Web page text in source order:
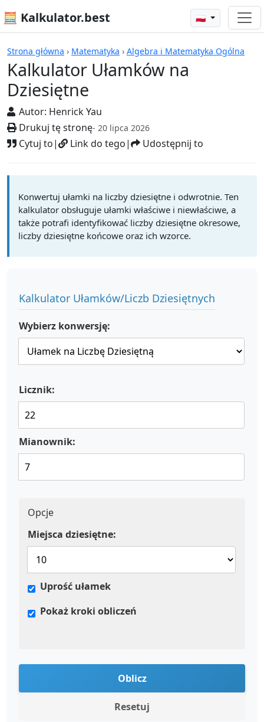
🧮 Kalkulator.best 🇵🇱
Strona główna › Matematyka › Algebra i Matematyka Ogólna
Kalkulator Ułamków na
Dziesiętne
Autor: Henrick Yau
Drukuj tę stronę- 20 lipca 2026
Cytuj to| Link do tego| Udostępnij to
Kalkulatory
Konwertuj ułamki na liczby dziesiętne i odwrotnie. Ten
kalkulator obsługuje ułamki właściwe i niewłaściwe, a
także potrafi identyfikować liczby dziesiętne okresowe,
liczby dziesiętne końcowe oraz ich wzorce.
Kalkulator Ułamków/Liczb Dziesiętnych
Wybierz konwersję:
Licznik:
Mianownik:
Opcje
Miejsca dziesiętne:
Uprość ułamek
Pokaż kroki obliczeń
Oblicz
Resetuj